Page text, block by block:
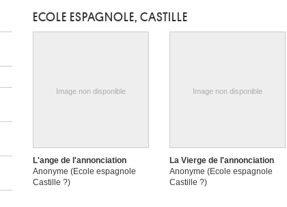
ECOLE ESPAGNOLE, CASTILLE
Image non disponible
L'ange de l'annonciation
Anonyme (Ecole espagnole
Castille ?)
Image non disponible
La Vierge de l'annonciation
Anonyme (Ecole espagnole
Castille ?)